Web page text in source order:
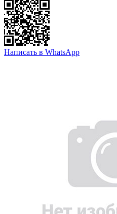
Написать в WhatsApp